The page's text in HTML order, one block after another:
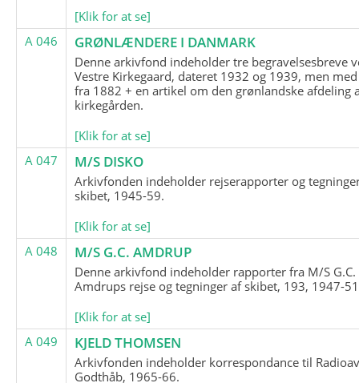
[Klik for at se]
A 046
GRØNLÆNDERE I DANMARK
Denne arkivfond indeholder tre begravelsesbreve
Vestre Kirkegaard, dateret 1932 og 1939, men
fra 1882 + en artikel om den grønlandske afdeling
kirkegården.
[Klik for at se]
A 047
M/S DISKO
Arkivfonden indeholder rejserapporter og
skibet, 1945-59.
[Klik for at se]
A 048
M/S G.C. AMDRUP
Denne arkivfond indeholder rapporter fra M/S G.C.
Amdrups rejse og tegninger af skibet, 193, 1947-
[Klik for at se]
A 049
KJELD THOMSEN
Arkivfonden indeholder korrespondance til
Godthåb, 1965-66.